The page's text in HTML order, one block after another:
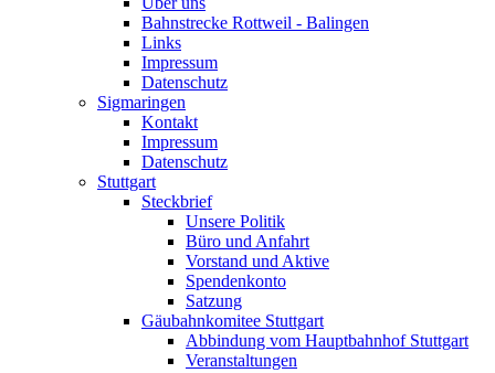
Bahnstrecke Rottweil - Balingen
Links
Impressum
Datenschutz
Sigmaringen
Kontakt
Impressum
Datenschutz
Stuttgart
Steckbrief
Unsere Politik
Büro und Anfahrt
Vorstand und Aktive
Spendenkonto
Satzung
Gäubahnkomitee Stuttgart
Abbindung vom Hauptbahnhof Stuttgart
Veranstaltungen